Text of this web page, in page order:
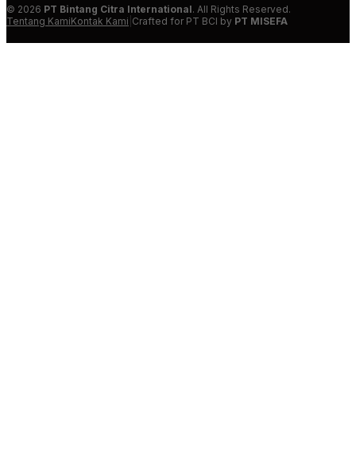
© 2026 PT Bintang Citra International. All Rights Reserved.
Tentang KamiKontak Kami Crafted for PT BCI by PT MISEFA